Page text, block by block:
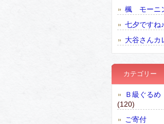
楓 モーニ
七夕ですね♪
大谷さんカ
カテゴリー
Ｂ級ぐる
(120)
ご寄付